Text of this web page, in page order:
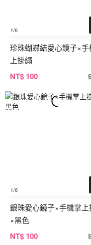
1/6
珍珠蝴蝶結愛心鏡子×手
上掛繩
NT$ 100
1/6
銀珠愛心鏡子×手機掌上
×黑色
NT$ 100